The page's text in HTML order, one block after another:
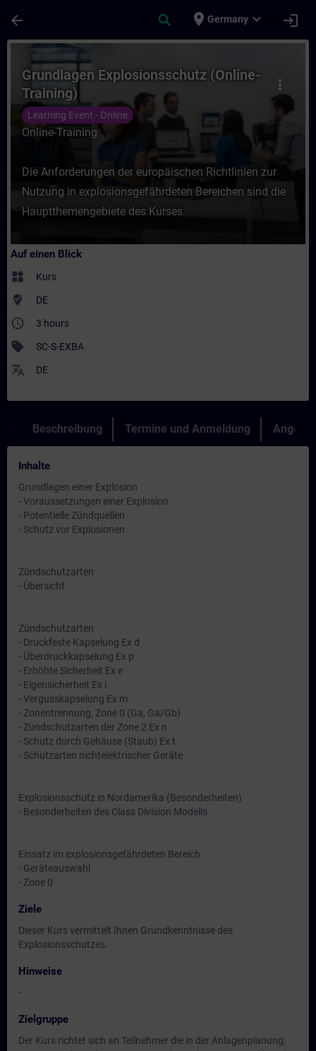
arrow_back search place Germany expand_more login
Kurs - Grundlagen Explosionsschutz
more_vert
Grundlagen Explosionsschutz (Online-
Training)
Learning Event - Online
Online-Training
Die Anforderungen der europäischen Richtlinien zur
Nutzung in explosionsgefährdeten Bereichen sind die
Hauptthemengebiete des Kurses.
Auf einen Blick
widgets Kurs
where_to_vote DE
access_time 3 hours
sell SC-S-EXBA
translate DE
Beschreibung Termine und Anmeldung Angebot
Inhalte
Grundlagen einer Explosion
- Voraussetzungen einer Explosion
- Potentielle Zündquellen
- Schutz vor Explosionen
Zündschutzarten
- Übersicht
Zündschutzarten
- Druckfeste Kapselung Ex d
- Überdruckkapselung Ex p
- Erhöhte Sicherheit Ex e
- Eigensicherheit Ex i
- Vergusskapselung Ex m
- Zonentrennung, Zone 0 (Ga, Ga/Gb)
- Zündschutzarten der Zone 2 Ex n
- Schutz durch Gehäuse (Staub) Ex t
- Schutzarten nichtelektrischer Geräte
Explosionsschutz in Nordamerika (Besonderheiten)
- Besonderheiten des Class Division Modells
Einsatz im explosionsgefährdeten Bereich
- Geräteauswahl
- Zone 0
Ziele
Dieser Kurs vermittelt Ihnen Grundkenntnisse des
Explosionsschutzes.
Hinweise
-
Zielgruppe
Der Kurs richtet sich an Teilnehmer die in der Anlagenplanung,